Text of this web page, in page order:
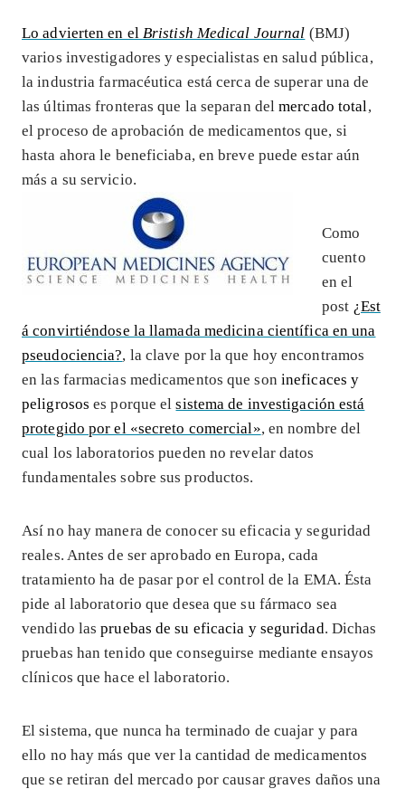
Lo advierten en el Bristish Medical Journal (BMJ)
varios investigadores y especialistas en salud pública,
la industria farmacéutica está cerca de superar una de
las últimas fronteras que la separan delmercado total ,
el proceso de aprobación de medicamentos que, si
hasta ahora le beneficiaba, en breve puede estar aún
más a su servicio.
Como
cuento
en el
post ¿Est
á convirtiéndose la llamada medicina científica en una
pseudociencia?, la clave por la que hoy encontramos
en las farmacias medicamentos que son ineficaces y
peligrosos es porque elsistema de investigación está
protegido por el «secreto comercial», en nombre del
cual los laboratorios pueden no revelar datos
fundamentales sobre sus productos.
Así no hay manera de conocer su eficacia y seguridad
reales. Antes de ser aprobado en Europa, cada
tratamiento ha de pasar por el control de la EMA. Ésta
pide al laboratorio que desea que su fármaco sea
vendido laspruebas de su eficacia y seguridad. Dichas
pruebas han tenido que conseguirse mediante ensayos
clínicos que hace el laboratorio.
El sistema, que nunca ha terminado de cuajar y para
ello no hay más que ver la cantidad de medicamentos
que se retiran del mercado por causar graves daños una